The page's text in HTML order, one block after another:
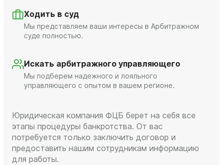
Ходить в суд
Мы представляем ваши интересы в Арбитражном
суде полностью.
Искать арбитражного управляющего
Мы подберем надежного и лояльного
управляющего с опытом в вашем регионе.
Юридическая компания ФЦБ берет на себя все
этапы процедуры банкротства. От вас
потребуется только заключить договор и
предоставить нашим сотрудникам информацию
для работы.